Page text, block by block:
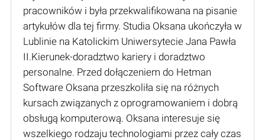
pracowników i była przekwalifikowana na pisanie
artykułów dla tej firmy. Studia Oksana ukończyła w
Lublinie na Katolickim Uniwersytecie Jana Pawła
II.Kierunek-doradztwo kariery i doradztwo
personalne. Przed dołączeniem do Hetman
Software Oksana przeszkoliła się na różnych
kursach związanych z oprogramowaniem i dobrą
obsługą komputerową. Oksana interesuje się
wszelkiego rodzaju technologiami przez cały czas